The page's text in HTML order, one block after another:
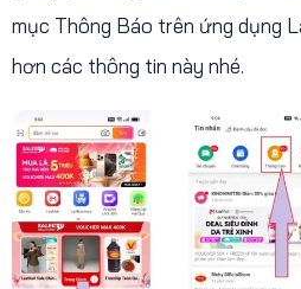
mục Thông Báo trên ứng dụng
hơn các thông tin này nhé.